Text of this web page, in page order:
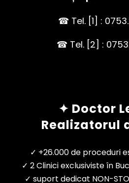
☎ Tel. [1] :
☎ Tel. [2] :
✦ Doctor
Realizatorul
✓ +26.000 de proceduri
✓ 2 Clinici exclusiviste în
✓ suport dedicat NON-